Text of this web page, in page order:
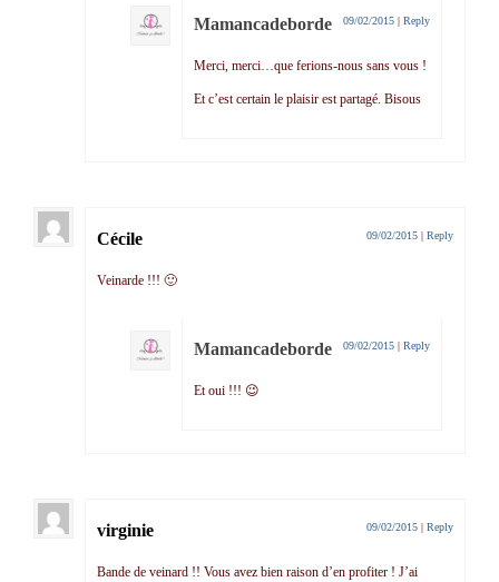
Mamancadeborde 09/02/2015 | Reply
Merci, merci…que ferions-nous sans vous !
Et c’est certain le plaisir est partagé. Bisous
Cécile 09/02/2015 | Reply
Veinarde !!! 🙂
Mamancadeborde 09/02/2015 | Reply
Et oui !!! 😉
virginie 09/02/2015 | Reply
Bande de veinard !! Vous avez bien raison d’en profiter ! J’ai